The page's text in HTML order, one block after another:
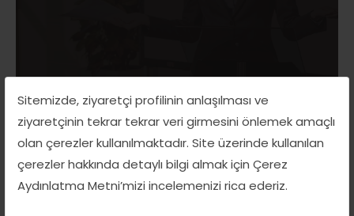
Sitemizde, ziyaretçi profilinin anlaşılması ve
ziyaretçinin tekrar tekrar veri girmesini önlemek amaçlı
olan çerezler kullanılmaktadır. Site üzerinde kullanılan
çerezler hakkında detaylı bilgi almak için Çerez
Aydınlatma Metni’mizi incelemenizi rica ederiz.
İletişimde Empati ve Şefkat birebir ve grup
eğitimleri
İLETİŞİMDE EMPATİ VE ŞEFKAT